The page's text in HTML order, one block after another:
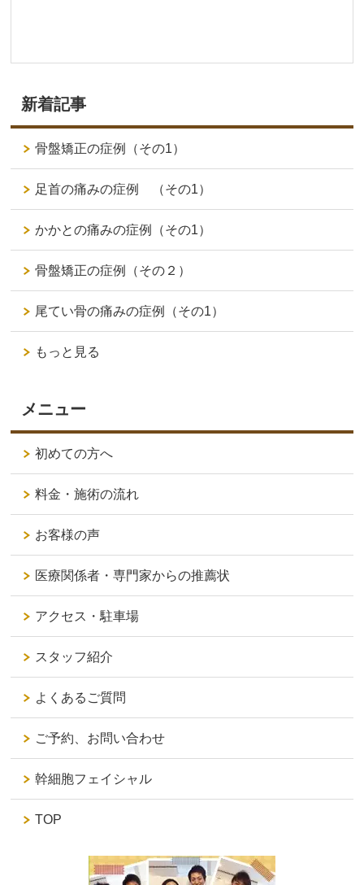
新着記事
骨盤矯正の症例（その1）
足首の痛みの症例 （その1）
かかとの痛みの症例（その1）
骨盤矯正の症例（その２）
尾てい骨の痛みの症例（その1）
もっと見る
メニュー
初めての方へ
料金・施術の流れ
お客様の声
医療関係者・専門家からの推薦状
アクセス・駐車場
スタッフ紹介
よくあるご質問
ご予約、お問い合わせ
幹細胞フェイシャル
TOP